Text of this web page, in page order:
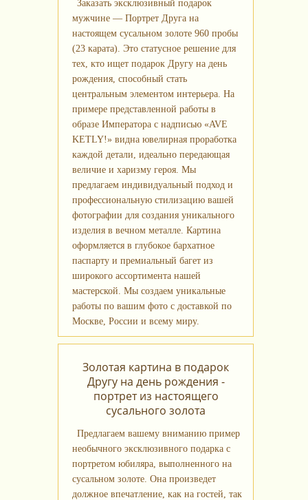
Заказать эксклюзивный подарок
мужчине — Портрет Друга на
настоящем сусальном золоте 960 пробы
(23 карата). Это статусное решение для
тех, кто ищет подарок Другу на день
рождения, способный стать
центральным элементом интерьера. На
примере представленной работы в
образе Императора с надписью «AVE
KETLY!» видна ювелирная проработка
каждой детали, идеально передающая
величие и харизму героя. Мы
предлагаем индивидуальный подход и
профессиональную стилизацию вашей
фотографии для создания уникального
изделия в вечном металле. Картина
оформляется в глубокое бархатное
паспарту и премиальный багет из
широкого ассортимента нашей
мастерской. Мы создаем уникальные
работы по вашим фото с доставкой по
Москве, России и всему миру.
Золотая картина в подарок
Другу на день рождения -
портрет из настоящего
сусального золота
Предлагаем вашему вниманию пример
необычного эксклюзивного подарка с
портретом юбиляра, выполненного на
сусальном золоте. Она произведет
должное впечатление, как на гостей, так